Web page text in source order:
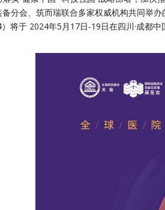
分会、筑而瑞联合多家权威机构共同举
将于 2024年5月17日-19日在四川·成都中